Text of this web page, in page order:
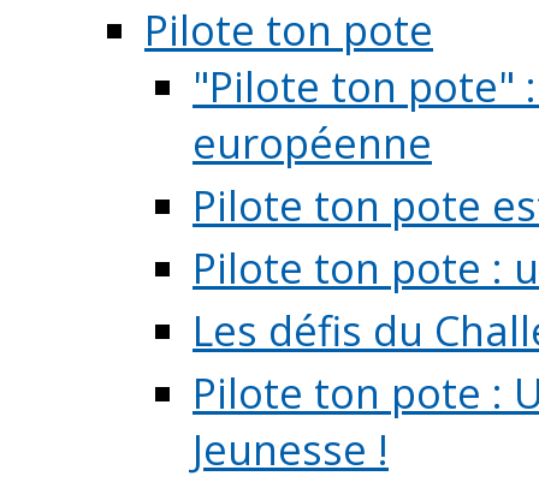
Pilote ton pote
"Pilote ton pote"
européenne
Pilote ton pote
Pilote ton pote :
Les défis du
Pilote ton pote :
Jeunesse !